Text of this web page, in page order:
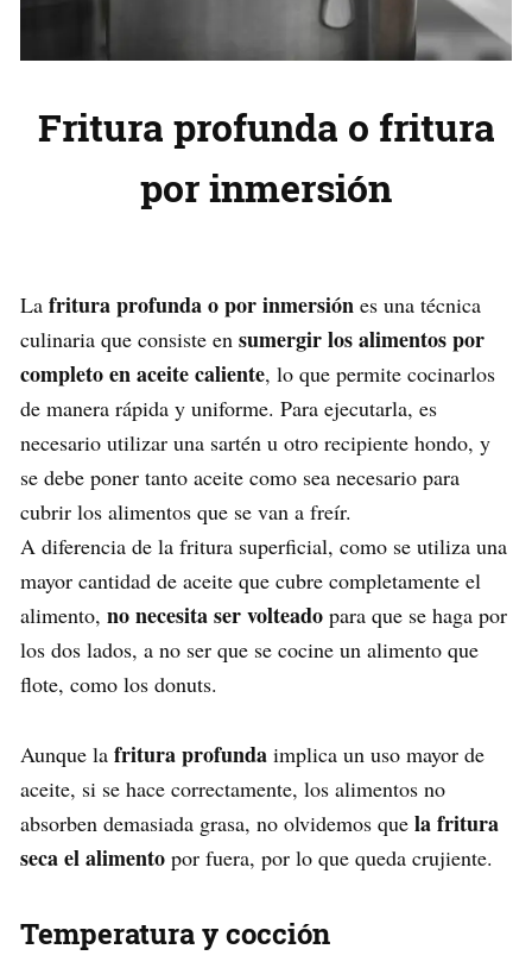
Fritura profunda o fritura
por inmersión
La fritura profunda o por inmersión es una técnica
culinaria que consiste en sumergir los alimentos por
completo en aceite caliente, lo que permite cocinarlos
de manera rápida y uniforme. Para ejecutarla, es
necesario utilizar una sartén u otro recipiente hondo, y
se debe poner tanto aceite como sea necesario para
cubrir los alimentos que se van a freír.
A diferencia de la fritura superficial, como se utiliza una
mayor cantidad de aceite que cubre completamente el
alimento, no necesita ser volteado para que se haga por
los dos lados, a no ser que se cocine un alimento que
flote, como los donuts.
Aunque la fritura profunda implica un uso mayor de
aceite, si se hace correctamente, los alimentos no
absorben demasiada grasa, no olvidemos que la fritura
seca el alimento por fuera, por lo que queda crujiente.
Temperatura y cocción